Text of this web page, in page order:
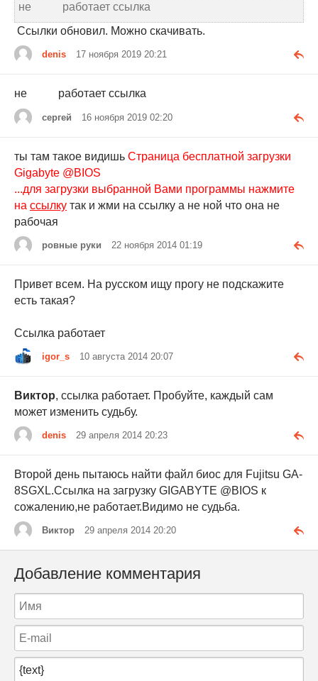
не работает ссылка
Ссылки обновил. Можно скачивать.
denis 17 ноября 2019 20:21
не работает ссылка
сергей 16 ноября 2019 02:20
ты там такое видишь Страница бесплатной загрузки
Gigabyte @BIOS
...для загрузки выбранной Вами программы нажмите
на ссылку так и жми на ссылку а не ной что она не
рабочая
ровные руки 22 ноября 2014 01:19
Привет всем. На русском ищу прогу не подскажите
есть такая?
Ссылка работает
igor_s 10 августа 2014 20:07
Виктор, ссылка работает. Пробуйте, каждый сам
может изменить судьбу.
denis 29 апреля 2014 20:23
Второй день пытаюсь найти файл биос для Fujitsu GA-
8SGXL.Ссылка на загрузку GIGABYTE @BIOS к
сожалению,не работает.Видимо не судьба.
Виктор 29 апреля 2014 20:20
Добавление комментария